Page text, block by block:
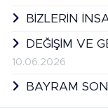
BİZLERİN
DEĞİŞİM VE
10.06.2026
BAYRAM